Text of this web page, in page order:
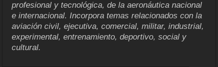
profesional y tecnológica, de la aeronáutica nacional
e internacional. Incorpora temas relacionados con la
aviación civil, ejecutiva, comercial, militar, industrial,
experimental, entrenamiento, deportivo, social y
cultural.